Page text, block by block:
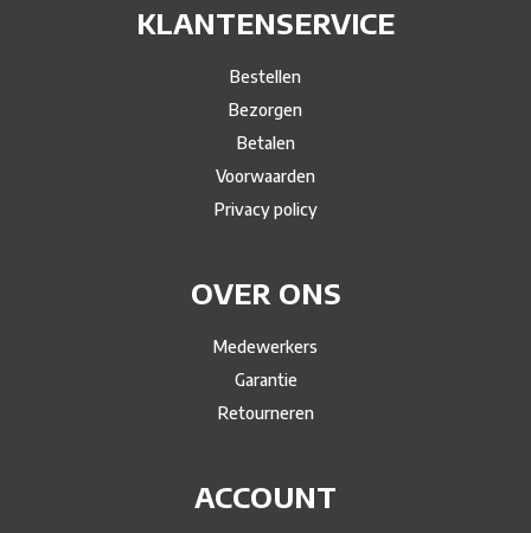
KLANTENSERVICE
Bestellen
Bezorgen
Betalen
Voorwaarden
Privacy policy
OVER ONS
Medewerkers
Garantie
Retourneren
ACCOUNT